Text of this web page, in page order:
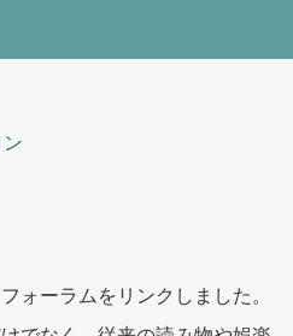
ォーラムをリンクしました。